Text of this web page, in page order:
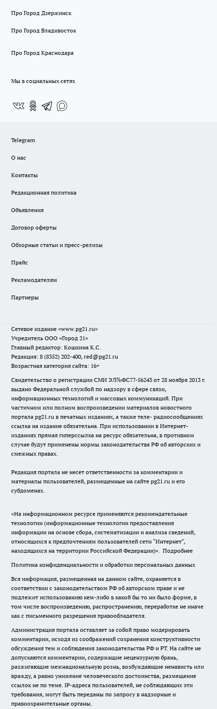
Про Город Дзержинск
Про Город Владивосток
Про Город Краснодара
Мы в социальных сетях
Telegram
О нас
Контакты
Редакционная политика
Объявления
Договор оферты
Обзорные статьи и пресс-релизы
Прайс
Рекламодателям
Партнеры
Сетевое издание «www.pg21.ru»
Учредитель ООО «Город 21»
Главный редактор: Кошкина К.С.
Редакция: 8 (8352) 202-400, red@pg21.ru
Возрастная категория сайта: 16+
Свидетельство о регистрации СМИ ЭЛ№ФС77-56243 от 28 ноября 2013 г.
выдано Федеральной службой по надзору в сфере связи,
информационных технологий и массовых коммуникаций. При
частичном или полном воспроизведении материалов новостного
портала pg21.ru в печатных изданиях, а также теле- радиосообщениях
ссылка на издание обязательна. При использовании в Интернет-
изданиях прямая гиперссылка на ресурс обязательна, в противном
случае будут применены нормы законодательства РФ об авторских и
смежных правах.
Редакция портала не несет ответственности за комментарии и
материалы пользователей, размещенные на сайте pg21.ru и его
субдоменах.
«На информационном ресурсе применяются рекомендательные
технологии (информационные технологии предоставления
информации на основе сбора, систематизации и анализа сведений,
относящихся к предпочтениям пользователей сети "Интернет",
находящихся на территории Российской Федерации)». Подробнее
Политика конфиденциальности и обработки персональных данных
Вся информация, размещенная на данном сайте, охраняется в
соответствии с законодательством РФ об авторском праве и не
подлежит использованию кем-либо в какой бы то ни было форме, в
том числе воспроизведению, распространению, переработке не иначе
как с письменного разрешения правообладателя.
Администрация портала оставляет за собой право модерировать
комментарии, исходя из соображений сохранения конструктивности
обсуждения тем и соблюдения законодательства РФ и РТ. На сайте не
допускаются комментарии, содержащие нецензурную брань,
разжигающие межнациональную рознь, возбуждающие ненависть или
вражду, а равно унижение человеческого достоинства, размещение
ссылок не по теме. IP-адреса пользователей, не соблюдающих эти
требования, могут быть переданы по запросу в надзорные и
правоохранительные органы.